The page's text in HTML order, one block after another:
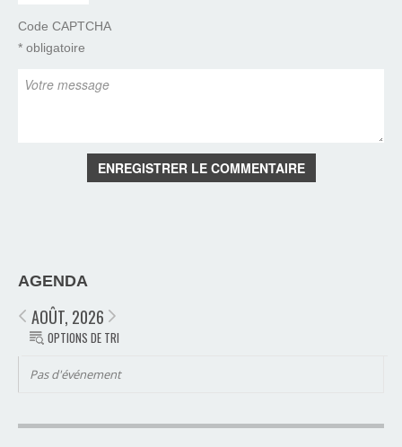
Code CAPTCHA
* obligatoire
ENREGISTRER LE COMMENTAIRE
AGENDA
AOÛT, 2026
OPTIONS DE TRI
Pas d'événement